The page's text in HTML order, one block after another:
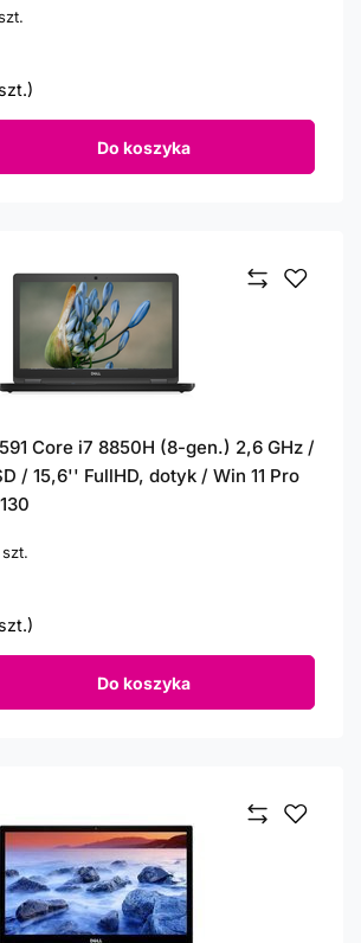
Do koszyka
Core i7 8850H (8-gen.) 2,6 GHz /
/ 15,6'' FullHD, dotyk / Win 11 Pro
szt.
Do koszyka